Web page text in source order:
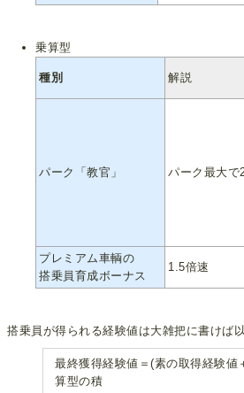
乗算型
種別 解説
パーク「教官」 パーク最大で
プレミアム車輌の
搭乗員育成ボーナス
1.5倍速
搭乗員が得られる経験値は大雑把に書けば
最終獲得経験値＝(素の取得経験値
算型の積